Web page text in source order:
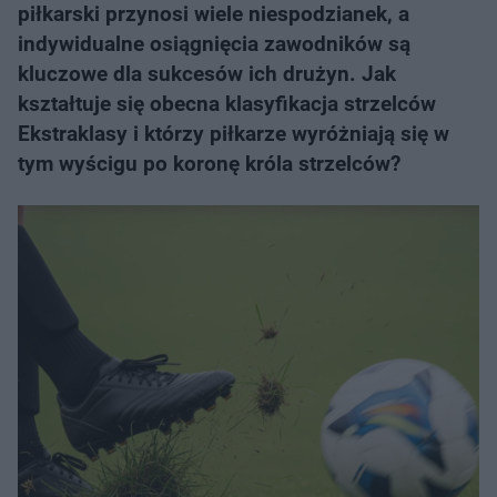
piłkarski przynosi wiele niespodzianek, a
indywidualne osiągnięcia zawodników są
kluczowe dla sukcesów ich drużyn. Jak
kształtuje się obecna klasyfikacja strzelców
Ekstraklasy i którzy piłkarze wyróżniają się w
tym wyścigu po koronę króla strzelców?